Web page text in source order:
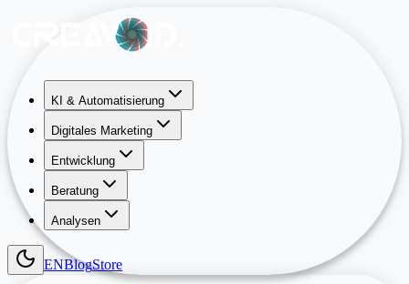
KI & Automatisierung
Digitales Marketing
Entwicklung
Beratung
Analysen
ENBlogStore